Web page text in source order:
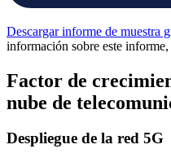
Descargar informe de muestra
información sobre este informe,
Factor de
nube de
Despliegue de la red 5G